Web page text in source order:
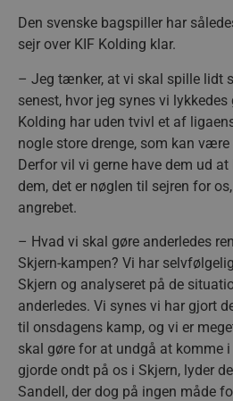
Den svenske bagspiller har
sejr over KIF Kolding klar.
– Jeg tænker, at vi skal spille lidt
senest, hvor jeg synes vi
Kolding har uden tvivl et af
nogle store drenge, som kan
Derfor vil vi gerne have dem ud
dem, det er nøglen til sejren for
angrebet.
– Hvad vi skal gøre anderledes
Skjern-kampen? Vi har
Skjern og analyseret på de
anderledes. Vi synes vi har gjort
til onsdagens kamp, og vi er
skal gøre for at undgå at komme
gjorde ondt på os i Skjern, lyder
Sandell, der dog på ingen måde